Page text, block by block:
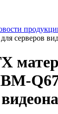
серверов